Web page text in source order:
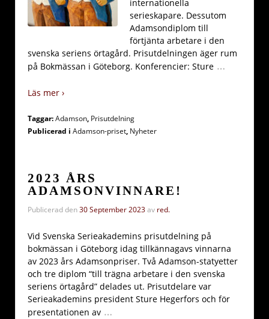
internationella
serieskapare. Dessutom
Adamsondiplom till
förtjänta arbetare i den
svenska seriens örtagård. Prisutdelningen äger rum
på Bokmässan i Göteborg. Konferencier: Sture …
Läs mer ›
Taggar:Adamson, Prisutdelning
Publicerad i Adamson-priset, Nyheter
2023 ÅRS
ADAMSONVINNARE!
Publicerad den30 September 2023av red.
Vid Svenska Serieakademins prisutdelning på
bokmässan i Göteborg idag tillkännagavs vinnarna
av 2023 års Adamsonpriser. Två Adamson-statyetter
och tre diplom “till trägna arbetare i den svenska
seriens örtagård” delades ut. Prisutdelare var
Serieakademins president Sture Hegerfors och för
presentationen av …